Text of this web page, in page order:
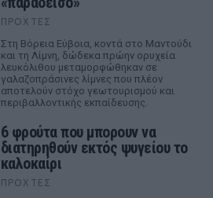
ΠΡΟΧΤΈΣ
Στη Βόρεια Εύβοια, κοντά στο Μαντούδι
και τη Λίμνη, δώδεκα πρώην ορυχεία
λευκόλιθου μεταμορφώθηκαν σε
γαλαζοπράσινες λίμνες που πλέον
αποτελούν στόχο γεωτουρισμού και
περιβαλλοντικής εκπαίδευσης.
6 φρούτα που μπορουν να
διατηρηθούν εκτός ψυγείου το
καλοκαίρι
ΠΡΟΧΤΈΣ